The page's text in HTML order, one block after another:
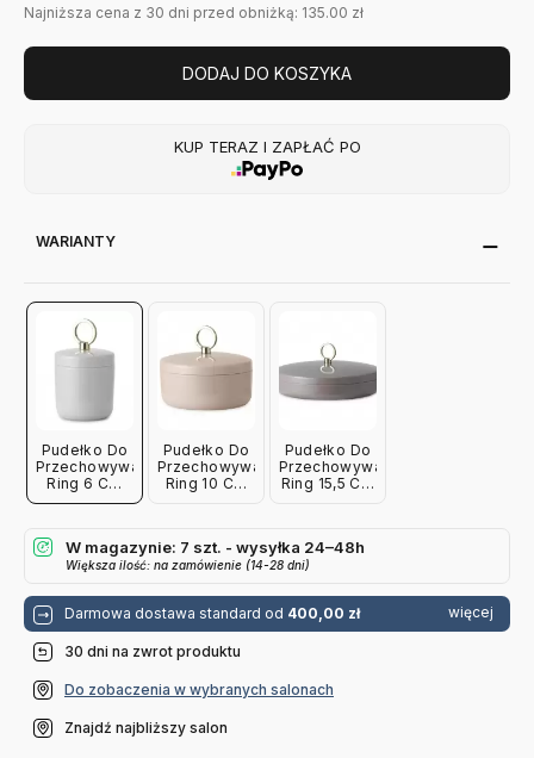
Najniższa cena z 30 dni przed obniżką: 135.00 zł
DODAJ DO KOSZYKA
KUP TERAZ I ZAPŁAĆ PO
WARIANTY
Pudełko Do
Przechowywania
Ring 6 Cm
Normann
Pudełko Do
Przechowywania
Ring 10 Cm
Pudełko Do
Przechowywania
Ring 15,5 Cm
W magazynie: 7 szt. - wysyłka 24–48h
Większa ilość: na zamówienie (14-28 dni)
Darmowa dostawa standard od 400,00 zł więcej
30 dni na zwrot produktu
Do zobaczenia w wybranych salonach
Znajdź najbliższy salon